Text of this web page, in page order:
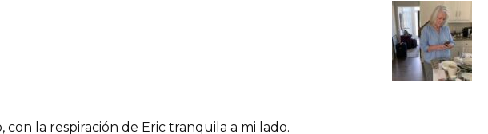
con la respiración de Eric tranquila a mi lado.